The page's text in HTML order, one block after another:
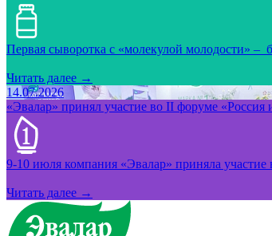
Первая сыворотка с «молекулой молодости»
Читать далее →
14.07.2026
«Эвалар» принял участие во II форуме «Россия
9-10 июля компания «Эвалар» приняла
Читать далее →